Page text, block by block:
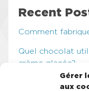
Gérer
aux
Recent
Comment
Quel chocolat
crème glacée?
Comment